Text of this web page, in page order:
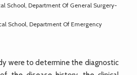
School, Department Of General Surgery-
School, Department Of Emergency
were to determine the diagnostic